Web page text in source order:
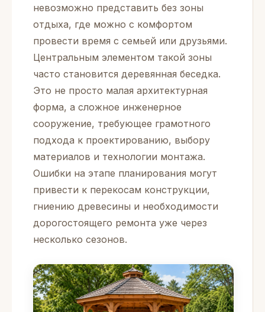
невозможно представить без зоны
отдыха, где можно с комфортом
провести время с семьей или друзьями.
Центральным элементом такой зоны
часто становится деревянная беседка.
Это не просто малая архитектурная
форма, а сложное инженерное
сооружение, требующее грамотного
подхода к проектированию, выбору
материалов и технологии монтажа.
Ошибки на этапе планирования могут
привести к перекосам конструкции,
гниению древесины и необходимости
дорогостоящего ремонта уже через
несколько сезонов.